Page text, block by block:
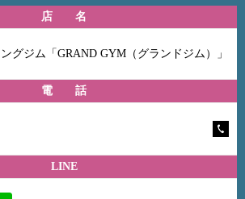
店 名
グジム「GRAND GYM（グランドジム）」
電 話
LINE